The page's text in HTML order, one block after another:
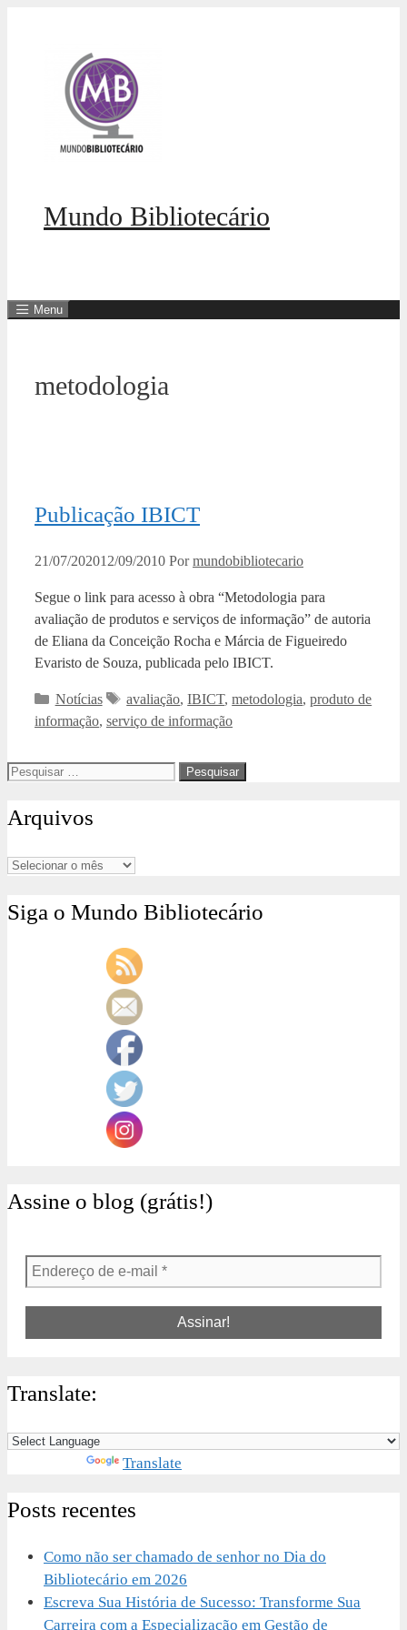
Mundo Bibliotecário
Menu
metodologia
Publicação IBICT
21/07/202012/09/2010 Pormundobibliotecario
Segue o link para acesso à obra “Metodologia para
avaliação de produtos e serviços de informação” de autoria
de Eliana da Conceição Rocha e Márcia de Figueiredo
Evaristo de Souza, publicada pelo IBICT.
Categorias
Notícias Tags
avaliação,IBICT,metodologia,produto de
informação, serviço de informação
Pesquisar
Arquivos
Arquivos
Siga o Mundo Bibliotecário
Assine o blog (grátis!)
Endereço
de
e-
*
Translate:
Translate
Posts recentes
Como não ser chamado de senhor no Dia do
Bibliotecário em 2026
Escreva Sua História de Sucesso: Transforme Sua
Carreira com a Especialização em Gestão de